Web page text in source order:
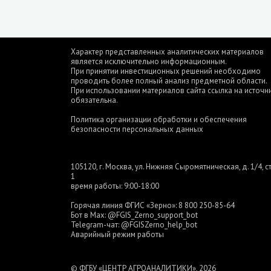
Характер представленных аналитических материалов
является исключительно информационным.
При принятии инвестиционных решений необходимо
проводить более полный анализ предметной области.
При использовании материалов сайта ссылка на
обязательна.
Политика организации обработки и обеспечения
безопасности персональных данных
105120, г. Москва, ул. Нижняя Сыромятническая, д. 1/4,
1
время работы: 9:00-18:00
Горячая линия ФГИС «Зерно»: 8 800 250-85-64
Бот в Max: @FGIS_Zerno_support_bot
Telegram-чат: @FGISZerno_help_bot
Аварийный режим работы
© ФГБУ «ЦЕНТР АГРОАНАЛИТИКИ», 2026